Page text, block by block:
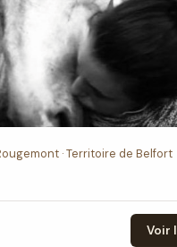
· Territoire de Belfort
Voir